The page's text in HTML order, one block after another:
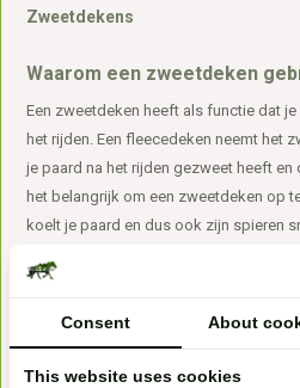
Zweetdekens
Waarom een zweetdeken
Een zweetdeken heeft als functie dat
het rijden. Een fleecedeken neemt het
je paard na het rijden gezweet heeft
het belangrijk om een zweetdeken op
koelt je paard en dus ook zijn spieren
paard bij heet afvoeren van zweet.
Consent About
This website uses cookies